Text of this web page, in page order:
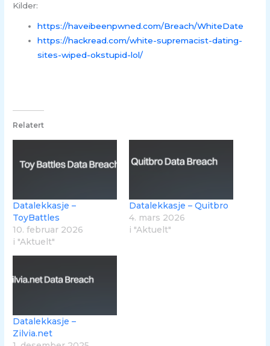
Kilder:
https://haveibeenpwned.com/Breach/WhiteDate
https://hackread.com/white-supremacist-dating-
sites-wiped-okstupid-lol/
Relatert
Datalekkasje –
ToyBattles
10. februar 2026
i "Aktuelt"
Datalekkasje – Quitbro
4. mars 2026
i "Aktuelt"
Datalekkasje –
Zilvia.net